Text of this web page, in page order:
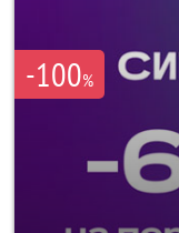
-100%